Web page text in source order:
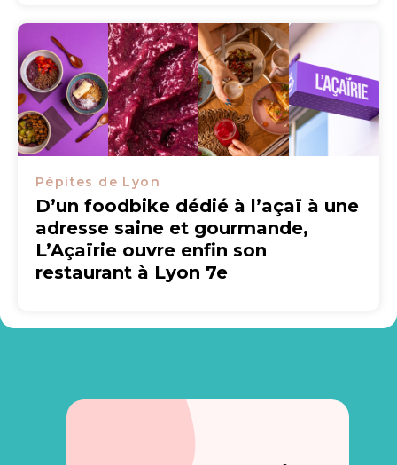
Pépites de Lyon
D’un foodbike dédié à l’açaï à une
adresse saine et gourmande,
L’Açaïrie ouvre enfin son
restaurant à Lyon 7e